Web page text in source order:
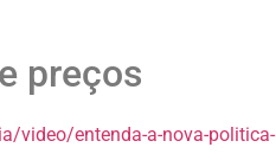
preços
video/entenda-a-nova-politica-